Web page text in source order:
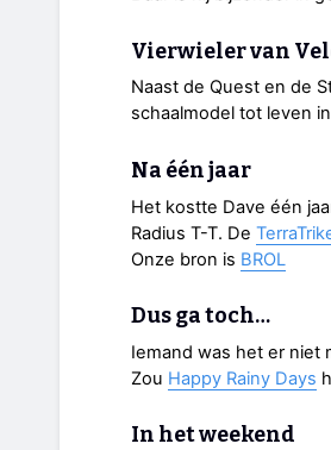
Vierwieler van
Naast de Quest en de
schaalmodel tot leven
Na één jaar
Het kostte Dave één
Radius T-T. De
Onze bron is BROL
Dus ga toch…
Iemand was het er niet
Zou Happy Rainy Days
In het weekend